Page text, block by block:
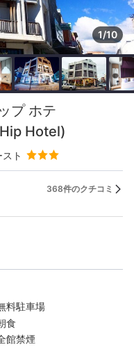
1/10
プ ホテ
Hotel)
ト
368件のクチコミ
料駐車場
食
館禁煙